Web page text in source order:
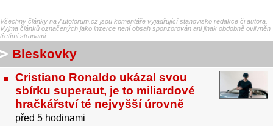
Všechny články na Autoforum.cz jsou komentáře vyjadřující stanovisko redakce či autora.
Vyjma článků označených jako inzerce není obsah sponzorován ani jinak obdobně ovlivněn
třetími stranami.
Bleskovky
Cristiano Ronaldo ukázal svou
sbírku superaut, je to miliardové
hračkářství té nejvyšší úrovně
před 5 hodinami